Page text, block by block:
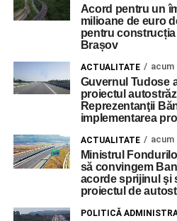
Acord pentru un
milioane de euro
pentru
Brașov
ACTUALITATE acum
Guvernul Tudose
proiectul
Reprezentanţii
implementarea
ACTUALITATE acum
Ministrul
să convingem
acorde sprijinul şi
proiectul de
POLITICĂ